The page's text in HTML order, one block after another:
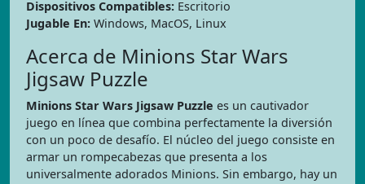
Dispositivos Compatibles: Escritorio
Jugable En: Windows, MacOS, Linux
Acerca de Minions Star Wars
Jigsaw Puzzle
Minions Star Wars Jigsaw Puzzle es un cautivador
juego en línea que combina perfectamente la diversión
con un poco de desafío. El núcleo del juego consiste en
armar un rompecabezas que presenta a los
universalmente adorados Minions. Sin embargo, hay un